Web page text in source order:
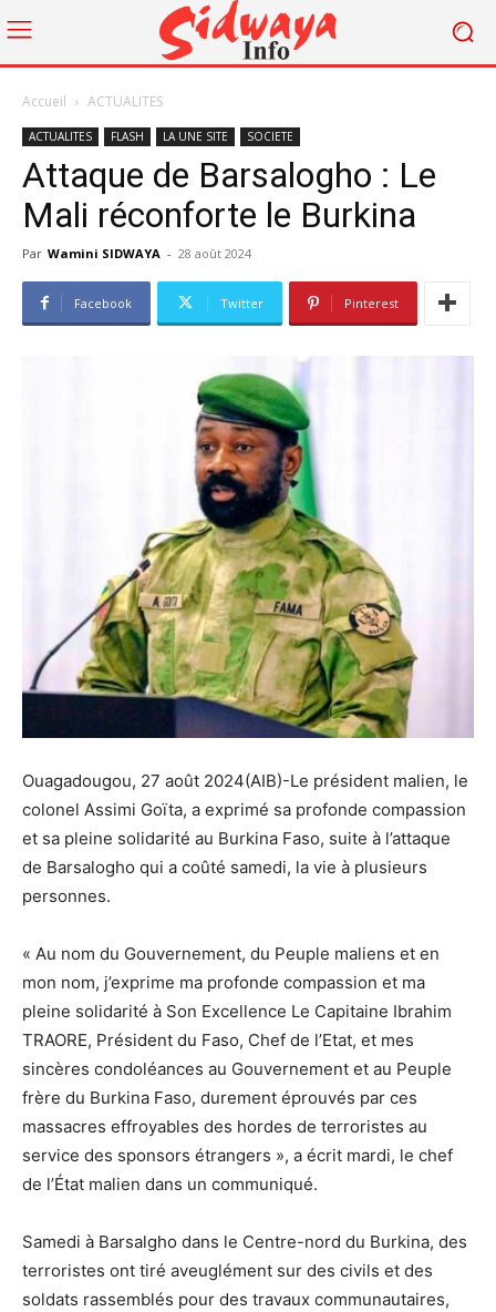
Accueil ACTUALITES
ACTUALITES FLASH LA UNE SITE SOCIETE
Attaque de Barsalogho : Le
Mali réconforte le Burkina
Par Wamini SIDWAYA - 28 août 2024
Facebook Twitter Pinterest
Ouagadougou, 27 août 2024(AIB)-Le président malien, le
colonel Assimi Goïta, a exprimé sa profonde compassion
et sa pleine solidarité au Burkina Faso, suite à l’attaque
de Barsalogho qui a coûté samedi, la vie à plusieurs
personnes.
« Au nom du Gouvernement, du Peuple maliens et en
mon nom, j’exprime ma profonde compassion et ma
pleine solidarité à Son Excellence Le Capitaine Ibrahim
TRAORE, Président du Faso, Chef de l’Etat, et mes
sincères condoléances au Gouvernement et au Peuple
frère du Burkina Faso, durement éprouvés par ces
massacres effroyables des hordes de terroristes au
service des sponsors étrangers », a écrit mardi, le chef
de l’État malien dans un communiqué.
Samedi à Barsalgho dans le Centre-nord du Burkina, des
terroristes ont tiré aveuglément sur des civils et des
soldats rassemblés pour des travaux communautaires,